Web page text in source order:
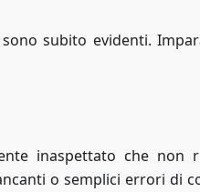
subito evidenti.
inaspettato che non
o semplici errori di